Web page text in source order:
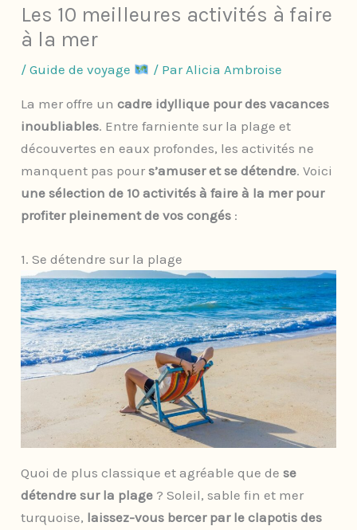
Les 10 meilleures activités à faire
à la mer
/Guide de voyage / ParAlicia Ambroise
La mer offre un cadre idyllique pour des vacances
inoubliables. Entre farniente sur la plage et
découvertes en eaux profondes, les activités ne
manquent pas pour s’amuser et se détendre. Voici
une sélection de 10 activités à faire à la mer pour
profiter pleinement de vos congés :
1. Se détendre sur la plage
Quoi de plus classique et agréable que dese
détendre sur la plage ? Soleil, sable fin et mer
turquoise, laissez-vous bercer par le clapotis des